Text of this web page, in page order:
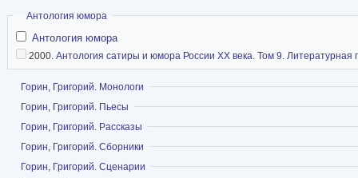
в «Собеседнике» в 1997 году) и др.
Скоропостижно скончался у себя дома в
2000 года, на 61-м году жизни от обширного
Похоронен в Москве на Ваганьковском
Википедия
Фантлаб
Скрыть
Антология юмора
Антология юмора
2000. Антология сатиры и юмора России XX века. Том 9. Литературная
Показать
Горин, Григорий. Монологи
Показать
Горин, Григорий. Пьесы
Показать
Горин, Григорий. Рассказы
Показать
Горин, Григорий. Сборники
Показать
Горин, Григорий. Сценарии